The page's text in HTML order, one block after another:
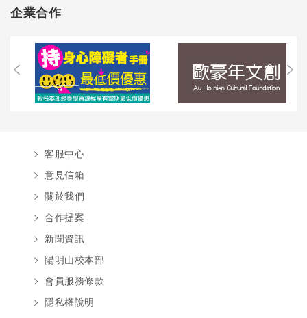
企業合作
客服中心
意見信箱
關於我們
合作提案
新聞資訊
陽明山校本部
會員服務條款
隱私權說明